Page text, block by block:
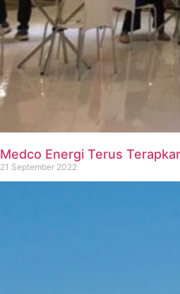
Medco Energi Terus
21 September 2022